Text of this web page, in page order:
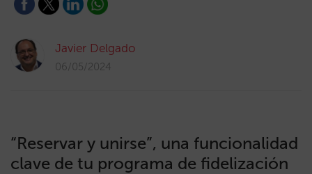
Javier Delgado
06/05/2024
“Reservar y unirse”, una funcionalidad
clave de tu programa de fidelización